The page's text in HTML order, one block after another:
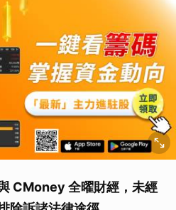
CMoney 全曜財經，未經